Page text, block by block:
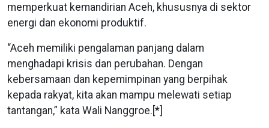
memperkuat kemandirian Aceh, khususnya di sektor
energi dan ekonomi produktif.
“Aceh memiliki pengalaman panjang dalam
menghadapi krisis dan perubahan. Dengan
kebersamaan dan kepemimpinan yang berpihak
kepada rakyat, kita akan mampu melewati setiap
tantangan,” kata Wali Nanggroe.[*]